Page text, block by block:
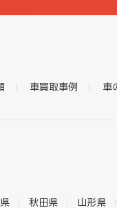
車買取事例 車
秋田県 山形県